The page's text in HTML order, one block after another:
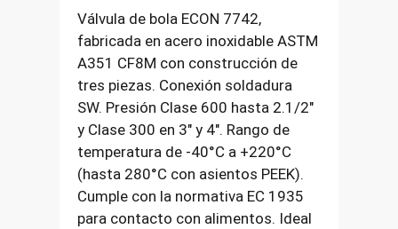
Válvula de bola ECON 7742,
fabricada en acero inoxidable ASTM
A351 CF8M con construcción de
tres piezas. Conexión soldadura
SW. Presión Clase 600 hasta 2.1/2″
y Clase 300 en 3″ y 4″. Rango de
temperatura de -40°C a +220°C
(hasta 280°C con asientos PEEK).
Cumple con la normativa EC 1935
para contacto con alimentos. Ideal